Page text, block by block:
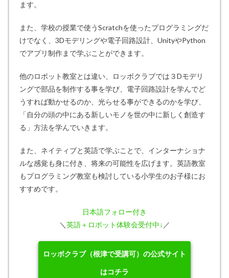
ます。
また、学校の授業で使うScratchを使ったプログラミングだ
けでなく、3Dモデリングや電子回路設計、UnityやPython
でアプリ制作まで学ぶことができます。
他のロボット教室とは違い、ロッボクラブでは３Dモデリ
ングで部品を制作する事を学び、電子回路設計を学んでど
うすれば動かせるのか、光らせる事ができるのかを学び、
「自分の頭の中にある新しいモノを世の中に新しく創造す
る」方法を学んでいきます。
また、ネイティブと英語で学ぶことで、インターナショナ
ルな感覚も身に付き、将来の可能性を広げます。英語教室
もプログラミング教室も検討している小学生のお子様にお
すすめです。
日本語フォロー付き
＼ 英語＋ロボット体験会受付中↓ ／
ロッボクラブ（根津で受講可）の公式サイト
はコチラ